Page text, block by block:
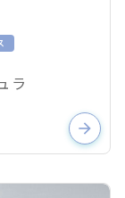
ラ
arrow_forward